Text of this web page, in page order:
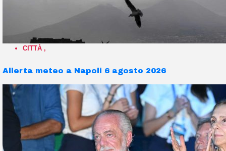
CITTÀ ,
Allerta meteo a Napoli 6 agosto 2026